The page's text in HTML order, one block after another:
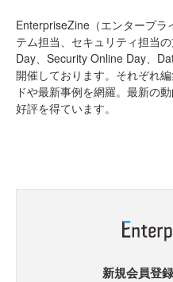
EnterpriseZine（エンタープラ
テム担当、セキュリティ担当
Day、Security Online Day、
開催しております。それぞれ
ドや最新事例を網羅。最新の
好評を得ています。
新規会員登録